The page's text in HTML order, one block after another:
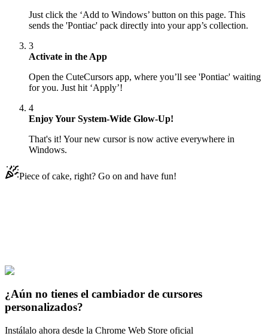
Just click the ‘Add to Windows’ button on this page. This
sends the 'Pontiac' pack directly into your app’s collection.
3
Activate in the App
Open the CuteCursors app, where you’ll see 'Pontiac' waiting
for you. Just hit ‘Apply’!
4
Enjoy Your System-Wide Glow-Up!
That's it! Your new cursor is now active everywhere in
Windows.
Piece of cake, right? Go on and have fun!
Explore All Collections
¿Aún no tienes el cambiador de cursores
personalizados?
Instálalo ahora desde la Chrome Web Store oficial